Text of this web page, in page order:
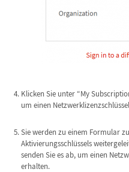
Klicken Sie unter “My
um einen
Sie werden zu einem Formular
Aktivierungsschlüssels
senden Sie es ab, um einen
erhalten.